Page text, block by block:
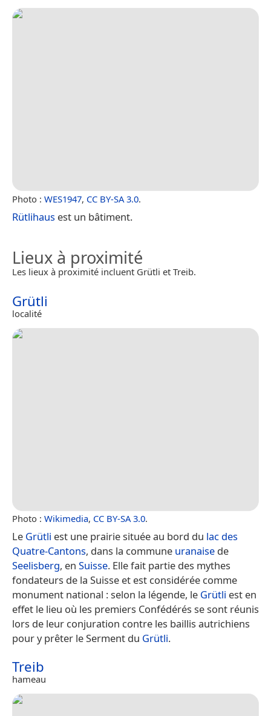
Photo : WES1947, CC BY-SA 3.0.
Rütlihaus est un bâtiment.
Lieux à proximité
Les lieux à proximité incluent Grütli et Treib.
Grütli
localité
Photo : Wikimedia, CC BY-SA 3.0.
Le Grütli est une prairie située au bord du lac des
Quatre-Cantons, dans la commune uranaise de
Seelisberg, en Suisse. Elle fait partie des mythes
fondateurs de la Suisse et est considérée comme
monument national : selon la légende, le Grütli est en
effet le lieu où les premiers Confédérés se sont réunis
lors de leur conjuration contre les baillis autrichiens
pour y prêter le Serment du Grütli.
Treib
hameau